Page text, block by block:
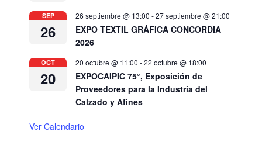
SEP
26
26 septiembre @ 13:00 -27 septiembre @ 21:00
EXPO TEXTIL GRÁFICA CONCORDIA
2026
OCT
20
20 octubre @ 11:00 -22 octubre @ 18:00
EXPOCAIPIC 75°, Exposición de
Proveedores para la Industria del
Calzado y Afines
Ver Calendario